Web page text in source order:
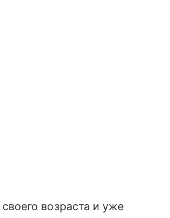
возраста и уже